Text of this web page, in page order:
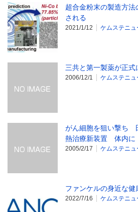
超合金粉末の製造方
される
2021/1/12 ケムステニュ
三共と第一製薬が正式
2006/12/1 ケムステニュ
がん細胞を狙い撃ち
熱治療新装置 体内
2005/2/17 ケムステニュ
ファンケルの身近な
2022/7/16 ケムステニュ